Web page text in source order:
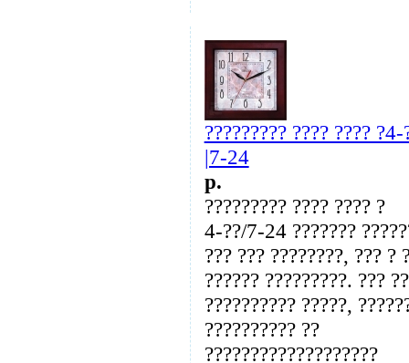
????????? ???? ???? ?4-
|7-24
p.
????????? ???? ???? ?
4-??/7-24 ???????
??? ??? ????????, ??? ?
?????? ?????????. ???
?????????? ?????,
?????????? ??
???????????????????